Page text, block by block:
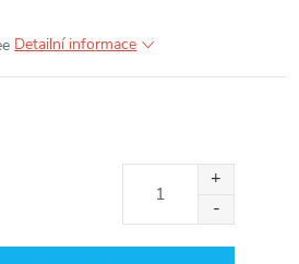
Detailní informace